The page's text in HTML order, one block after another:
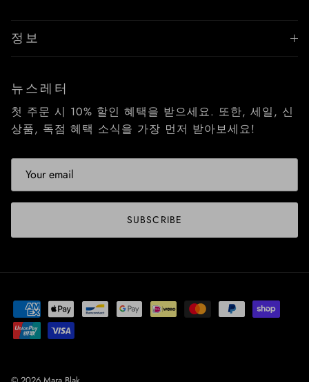
정보
뉴스레터
첫 주문 시 10% 할인 혜택을 받으세요. 또한, 세일, 신
상품, 독점 혜택 소식을 가장 먼저 받아보세요!
SUBSCRIBE